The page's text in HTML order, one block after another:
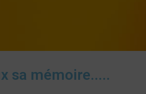
sa mémoire.....